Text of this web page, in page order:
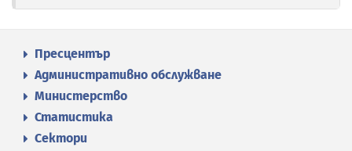
Пресцентър
Административно обслужване
Министерство
Статистика
Сектори